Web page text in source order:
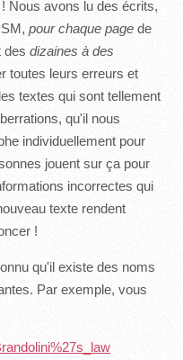
Nous avons lu des écrits,
pour chaque page de
des dizaines à des
toutes leurs erreurs et
textes qui sont tellement
qu'il nous
individuellement pour
jouent sur ça pour
incorrectes qui
texte rendent
!
qu'il existe des noms
Par exemple, vous